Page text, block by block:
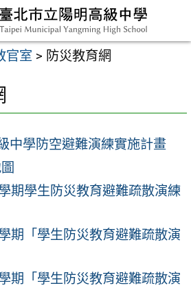
官室 > 防災教育網
中學防空避難演練實施計畫
期學生防災教育避難疏散演練
期「學生防災教育避難疏散演
期「學生防災教育避難疏散演